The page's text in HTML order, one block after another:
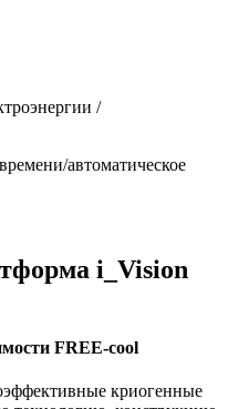
/
автоматическое
i_Vision
FREE-cool
криогенные